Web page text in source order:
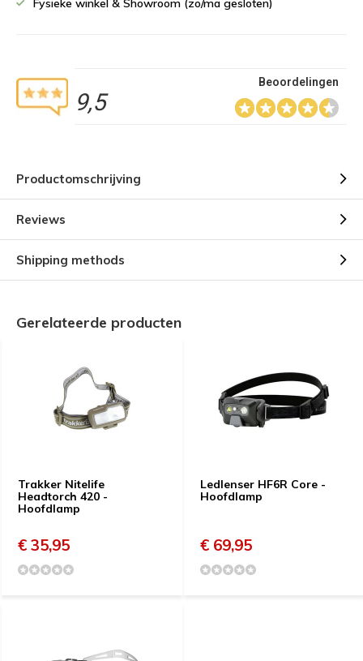
Fysieke winkel & Showroom (zo/ma gesloten)
9,5
Beoordelingen
Productomschrijving
Reviews
Shipping methods
Gerelateerde producten
Trakker Nitelife
Headtorch 420 -
Hoofdlamp
€ 35,95
Ledlenser HF6R Core -
Hoofdlamp
€ 69,95